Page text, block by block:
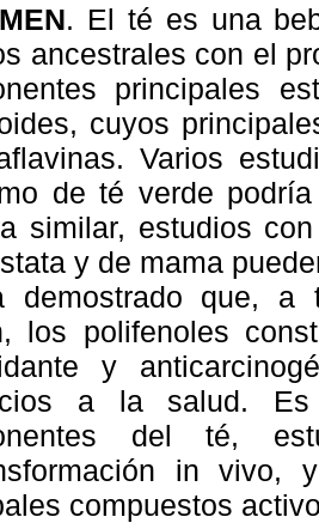
. El té es una
ancestrales con el
principales
cuyos
Varios
de té verde
similar, estudios
y de mama
demostrado que, a
los polifenoles
y
a la salud. Es
del té,
in vivo,
compuestos